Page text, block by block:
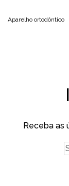
Aparelho ortodôntico
Receba as